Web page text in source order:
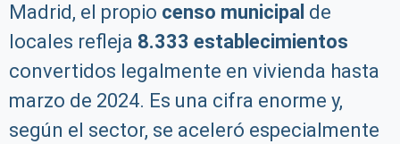
Madrid, el propio censo municipal de
locales refleja 8.333 establecimientos
convertidos legalmente en vivienda hasta
marzo de 2024. Es una cifra enorme y,
según el sector, se aceleró especialmente